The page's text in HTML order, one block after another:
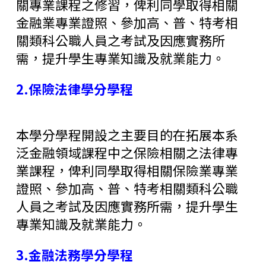
關專業課程之修習，俾利同學取得相關
金融業專業證照、參加高、普、特考相
關類科公職人員之考試及因應實務所
需，提升學生專業知識及就業能力。
2.保險法律學分學程
本學分學程開設之主要目的在拓展本系
泛金融領域課程中之保險相關之法律專
業課程，俾利同學取得相關保險業專業
證照、參加高、普、特考相關類科公職
人員之考試及因應實務所需，提升學生
專業知識及就業能力。
3.金融法務學分學程